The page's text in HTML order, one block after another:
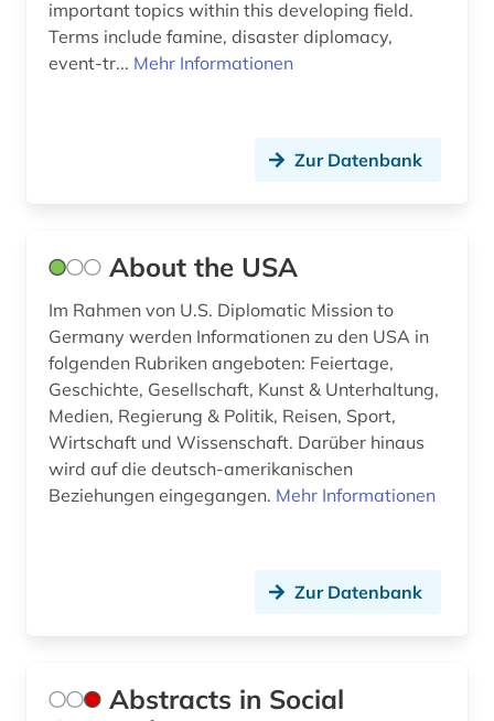
bevölkerungsstatistik (1)
bibliographie (14)
bibliothek (2)
bibliotheksbestand (3)
bibliothekswesen (1)
biblische studien (1)
bilanz (1)
important topics within this developing field.
Terms include famine, disaster diplomacy,
event-tr... Mehr Informationen
Zur Datenbank
About the USA
Im Rahmen von U.S. Diplomatic Mission to
Germany werden Informationen zu den USA in
folgenden Rubriken angeboten: Feiertage,
Geschichte, Gesellschaft, Kunst & Unterhaltung,
Medien, Regierung & Politik, Reisen, Sport,
Wirtschaft und Wissenschaft. Darüber hinaus
wird auf die deutsch-amerikanischen
Beziehungen eingegangen. Mehr Informationen
Zur Datenbank
Abstracts in Social